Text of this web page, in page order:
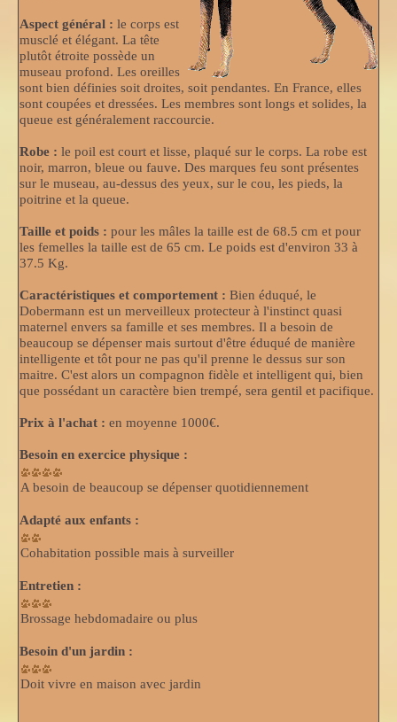
Aspect général : le corps est
musclé et élégant. La tête
plutôt étroite possède un
museau profond. Les oreilles
sont bien définies soit droites, soit pendantes. En France, elles
sont coupées et dressées. Les membres sont longs et solides, la
queue est généralement raccourcie.
Robe : le poil est court et lisse, plaqué sur le corps. La robe est
noir, marron, bleue ou fauve. Des marques feu sont présentes
sur le museau, au-dessus des yeux, sur le cou, les pieds, la
poitrine et la queue.
Taille et poids : pour les mâles la taille est de 68.5 cm et pour
les femelles la taille est de 65 cm. Le poids est d'environ 33 à
37.5 Kg.
Caractéristiques et comportement : Bien éduqué, le
Dobermann est un merveilleux protecteur à l'instinct quasi
maternel envers sa famille et ses membres. Il a besoin de
beaucoup se dépenser mais surtout d'être éduqué de manière
intelligente et tôt pour ne pas qu'il prenne le dessus sur son
maitre. C'est alors un compagnon fidèle et intelligent qui, bien
que possédant un caractère bien trempé, sera gentil et pacifique.
Prix à l'achat : en moyenne 1000€.
Besoin en exercice physique :
A besoin de beaucoup se dépenser quotidiennement
Adapté aux enfants :
Cohabitation possible mais à surveiller
Entretien :
Brossage hebdomadaire ou plus
Besoin d'un jardin :
Doit vivre en maison avec jardin